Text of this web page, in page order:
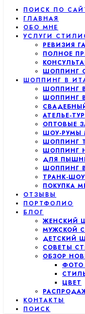
ПОИСК ПО
ГЛАВНАЯ
ОБО МНЕ
УСЛУГИ
РЕВИЗИЯ
ПОЛНОЕ
ШОППИНГ
ШОППИНГ В
ШОППИНГ
ШОППИНГ
АТЕЛЬЕ-ТУР
ОПТОВЫЕ
ШОУ-РУМЫ
ШОППИНГ
ШОППИНГ
ДЛЯ
ШОППИНГ
ТРАНК-
ПОКУПКА
ОТЗЫВЫ
ПОРТФОЛИО
БЛОГ
ЖЕНСКИЙ
МУЖСКОЙ
ДЕТСКИЙ
СОВЕТЫ
ОБЗОР
ФОТО
ЦВЕТ
КОНТАКТЫ
ПОИСК